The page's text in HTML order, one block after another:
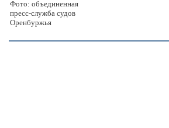
Фото: объединенная
пресс-служба судов
Оренбуржья